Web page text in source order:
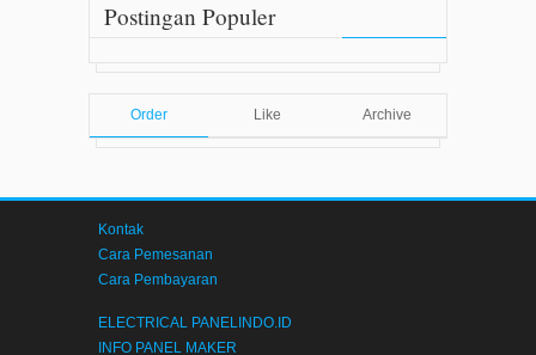
Postingan Populer
Order Like Archive
Kontak
Cara Pemesanan
Cara Pembayaran
ELECTRICAL PANELINDO.ID
INFO PANEL MAKER